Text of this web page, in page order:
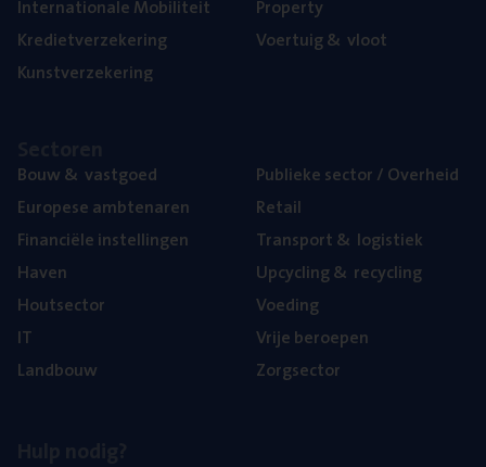
Inter­na­ti­o­na­le Mobiliteit
Kre­diet­ver­ze­ke­ring
Kunst­ver­ze­ke­ring
Pro­per­ty
Voer­tuig& vloot
Bouw& vastgoed
Euro­pe­se ambtenaren
Finan­ci­ë­le instellingen
Haven
Hout­sec­tor
IT
Land­bouw
Publie­ke sec­tor / Overheid
Retail
Trans­port& logistiek
Upcy­cling& recycling
Voe­ding
Vrije beroe­pen
Zorg­sec­tor